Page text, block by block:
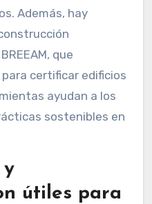
Además, hay
que
certificar edificios
ayudan a los
sostenibles en
y
útiles para